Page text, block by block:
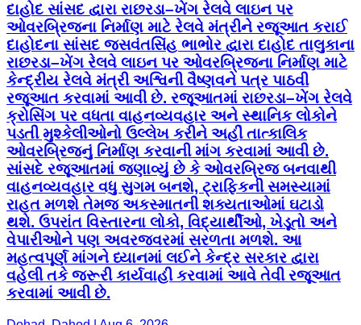
દાહોદ સાંસદ દ્વારા રાછરડા–ખેંગ રેલવે લાઇન પર
ઓવરબ્રિજના નિર્માણ માટે રેલવે મંત્રીને રજૂઆત કરાઈ
દાહોદના સાંસદ જસવંતસિંહ ભાભોર દ્વારા દાહોદ તાલુકાના
રાછરડા–ખેંગ રેલવે લાઇન પર ઓવરબ્રિજના નિર્માણ માટે
કેન્દ્રીય રેલવે મંત્રી અશ્વિની વૈષ્ણવને પત્ર પાઠવી
રજૂઆત કરવામાં આવી છે. રજૂઆતમાં રાછરડા–ખેંગ રેલવે
ક્રોસિંગ પર વધતા વાહનવ્યવહાર અને સ્થાનિક લોકોને
પડતી મુશ્કેલીઓનો ઉલ્લેખ કરીને અહીં તાત્કાલિક
ઓવરબ્રિજનું નિર્માણ કરવાની માંગ કરવામાં આવી છે.
સાંસદે રજૂઆતમાં જણાવ્યું છે કે ઓવરબ્રિજ બનવાથી
વાહનવ્યવહાર વધુ સુગમ બનશે, ટ્રાફિકની સમસ્યામાં
રાહત મળશે તેમજ અકસ્માતની શક્યતાઓમાં ઘટાડો
થશે. ઉપરાંત વિસ્તારના લોકો, વિદ્યાર્થીઓ, ખેડૂતો અને
વેપારીઓને પણ અવરજવરમાં સરળતા મળશે. આ
મહત્વપૂર્ણ માંગને ધ્યાનમાં લઈને કેન્દ્ર સરકાર દ્વારા
વહેલી તકે જરૂરી કાર્યવાહી કરવામાં આવે તેવી રજૂઆત
કરવામાં આવી છે.